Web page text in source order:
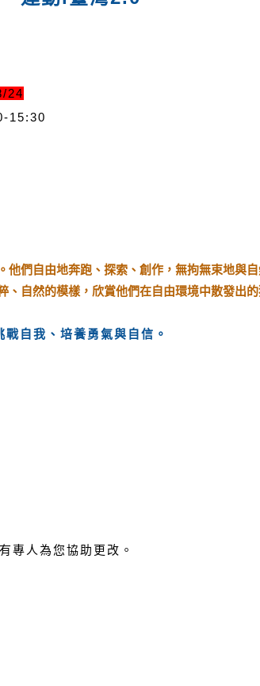
24
15:30
們自由地奔跑、探索、創作，無拘無束地與
、自然的模樣，欣賞他們在自由環境中散發出
自我、培養勇氣與自信。
專人為您協助更改。